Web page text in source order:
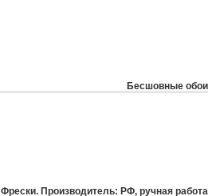
Бесшовные обои
Фрески. Производитель: РФ, ручная работа